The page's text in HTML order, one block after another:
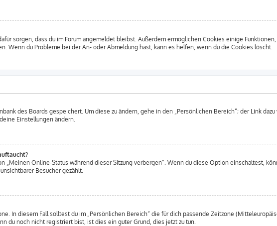
sorgen, dass du im Forum angemeldet bleibst. Außerdem ermöglichen Cookies einige
Wenn du Probleme bei der An- oder Abmeldung hast, kann es helfen, wenn du die Cookies löscht.
des Boards gespeichert. Um diese zu ändern, gehe in den „Persönlichen Bereich“; der Link
Einstellungen ändern.
Online-Status während dieser Sitzung verbergen“. Wenn du diese Option einschaltest,
Besucher gezählt.
In diesem Fall solltest du im „Persönlichen Bereich“ die für dich passende Zeitzone
du noch nicht registriert bist, ist dies ein guter Grund, dies jetzt zu tun.